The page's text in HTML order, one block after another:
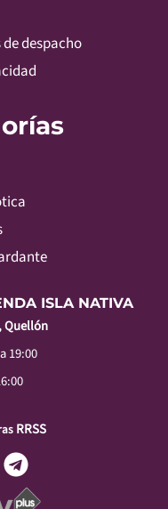
despacho
ISLA NATIVA
Quellón
19:00
RRSS